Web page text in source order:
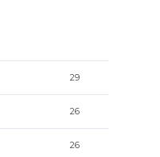
29
26
26